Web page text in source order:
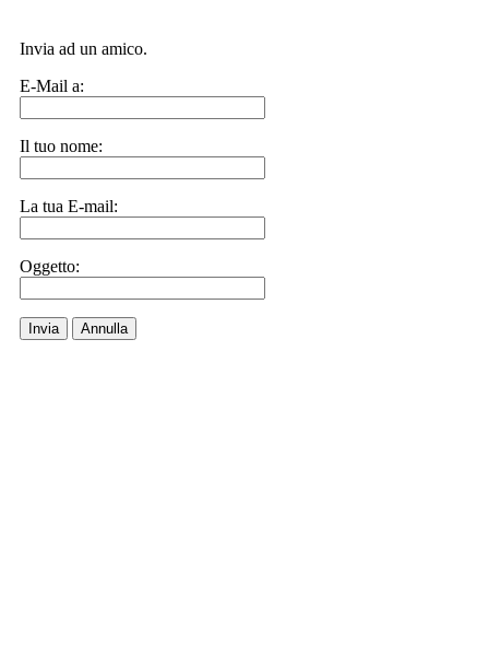
Invia ad un amico.
E-Mail a:
Il tuo nome:
La tua E-mail:
Oggetto:
Invia Annulla